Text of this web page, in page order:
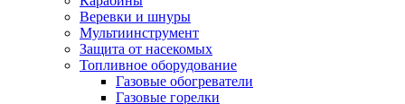
Веревки и шнуры
Мультиинструмент
Защита от насекомых
Топливное оборудование
Газовые обогреватели
Газовые горелки